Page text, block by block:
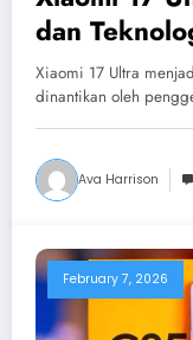
dan
Xiaomi 17 Ultra
dinantikan oleh
Ava Harrison
February 7, 2026